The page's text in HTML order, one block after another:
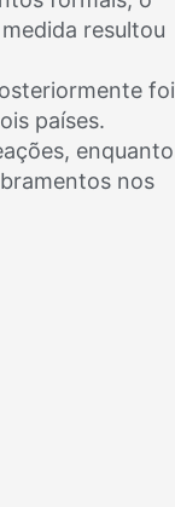
resultou
foi
países.
enquanto
nos